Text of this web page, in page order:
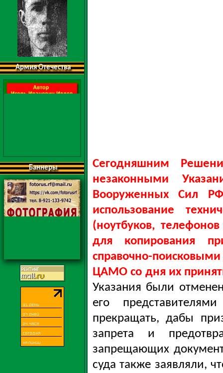
Армия Отечества
Баннеры
Сегодняшним
незаконными
Вооруженных Сил
использование
(ноутбуков,
для копирования
справочно-
ЦАМО со дня их
Указания были
его
прекращать, дабы
запрета и
запрещающих
суда также заявляли,